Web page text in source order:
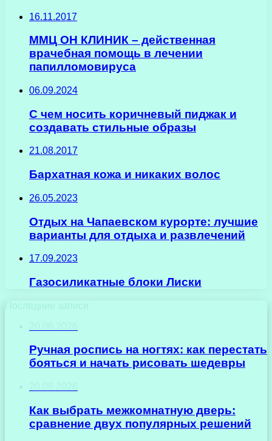
16.11.2017
ММЦ ОН КЛИНИК – действенная
врачебная помощь в лечении
папилломовируса
06.09.2024
С чем носить коричневый пиджак и
создавать стильные образы
21.08.2017
Бархатная кожа и никаких волос
26.05.2023
Отдых на Чапаевском курорте: лучшие
варианты для отдыха и развлечений
17.09.2023
Газосиликатные блоки Лиски
Последние записи
Ручная роспись на ногтях: как перестать
бояться и начать рисовать шедевры
Как выбрать межкомнатную дверь:
сравнение двух популярных решений